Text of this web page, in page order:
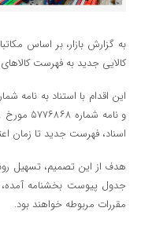
به گزارش بازار، بر اساس
کالایی جدید به فهرست کالاهای مشمول
اسناد، فهرست جدید تا زمان اعتبار
هدف از این تصمیم، تسهیل
مقررات مربوطه خواهند بود.